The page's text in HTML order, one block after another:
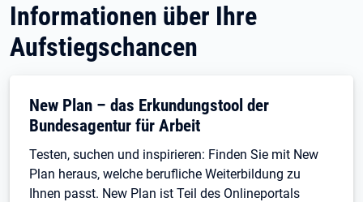
Informationen über Ihre
Aufstiegschancen
Öffnet in neuem Tab
New Plan – das Erkundungstool der
Bundesagentur für Arbeit
Testen, suchen und inspirieren: Finden Sie mit New
Plan heraus, welche berufliche Weiterbildung zu
Ihnen passt. New Plan ist Teil des Onlineportals